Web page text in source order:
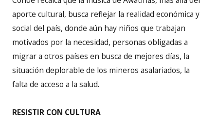
aporte cultural, busca reflejar la realidad económica y
social del país, donde aún hay niños que trabajan
motivados por la necesidad, personas obligadas a
migrar a otros países en busca de mejores días, la
situación deplorable de los mineros asalariados, la
falta de acceso a la salud.
RESISTIR CON CULTURA